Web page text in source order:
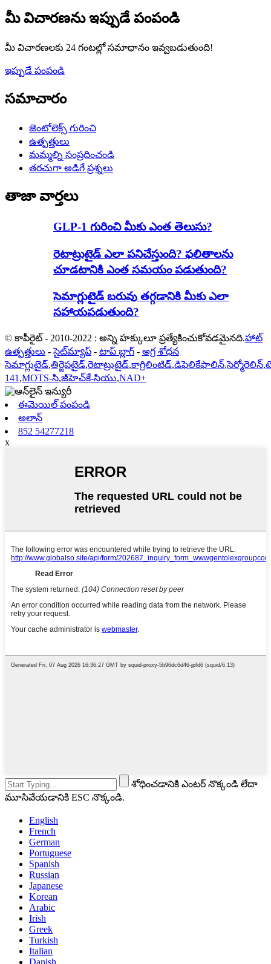
మీ విచారణను ఇప్పుడే పంపండి
మీ విచారణలకు 24 గంటల్లో సమాధానం ఇవ్వబడుతుంది!
ఇప్పుడే పంపండి
సమాచారం
జెంటోలెక్స్ గురించి
ఉత్పత్తులు
మమ్మల్ని సంప్రదించండి
తరచుగా అడిగే ప్రశ్నలు
తాజా వార్తలు
GLP-1 గురించి మీకు ఎంత తెలుసు?
రెటాట్రుటైడ్ ఎలా పనిచేస్తుంది? ఫలితాలను
చూడటానికి ఎంత సమయం పడుతుంది?
సెమాగ్లుటైడ్ బరువు తగ్గడానికి మీకు ఎలా
సహాయపడుతుంది?
© కాపీరైట్ - 2010-2022 : అన్ని హక్కులూ ప్రత్యేకించుకోవడమైనది.హాట్
ఉత్పత్తులు -సైట్‌మ్యాప్ - టాప్ బ్లాగ్- అగ్ర శోధన
సెమాగ్లుటైడ్,తిర్జెపటైడ్,రెటాట్రుటైడ్,కాగ్రిలింటిడ్,డిఫెలికేఫాలిన్,సెర్మోరెలిన్,
141 ,MOTS-సి,జీహెచ్‌కే-సియు,NAD+
ఈమెయిల్ పంపండి
అలాన్
852 54277218
x
శోధించడానికి ఎంటర్ నొక్కండి లేదా
మూసివేయడానికి ESC నొక్కండి.
English
French
German
Portuguese
Spanish
Russian
Japanese
Korean
Arabic
Irish
Greek
Turkish
Italian
Danish